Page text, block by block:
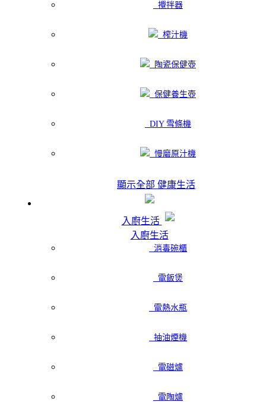
攪拌器
榨汁機
陶瓷保健壺
保健養生壺
DIY 雪條機
慢磨原汁機
顯示全部 健康生活
入廚生活
入廚生活
消毒碗櫃
電飯煲
電熱水瓶
抽油煙機
電磁爐
電陶爐